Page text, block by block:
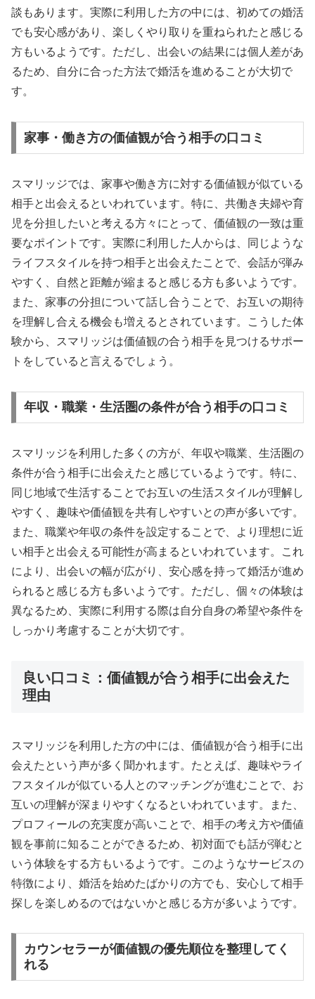
談もあります。実際に利用した方の中には、初めての婚活
でも安心感があり、楽しくやり取りを重ねられたと感じる
方もいるようです。ただし、出会いの結果には個人差があ
るため、自分に合った方法で婚活を進めることが大切で
す。
家事・働き方の価値観が合う相手の口コミ
スマリッジでは、家事や働き方に対する価値観が似ている
相手と出会えるといわれています。特に、共働き夫婦や育
児を分担したいと考える方々にとって、価値観の一致は重
要なポイントです。実際に利用した人からは、同じような
ライフスタイルを持つ相手と出会えたことで、会話が弾み
やすく、自然と距離が縮まると感じる方も多いようです。
また、家事の分担について話し合うことで、お互いの期待
を理解し合える機会も増えるとされています。こうした体
験から、スマリッジは価値観の合う相手を見つけるサポー
トをしていると言えるでしょう。
年収・職業・生活圏の条件が合う相手の口コミ
スマリッジを利用した多くの方が、年収や職業、生活圏の
条件が合う相手に出会えたと感じているようです。特に、
同じ地域で生活することでお互いの生活スタイルが理解し
やすく、趣味や価値観を共有しやすいとの声が多いです。
また、職業や年収の条件を設定することで、より理想に近
い相手と出会える可能性が高まるといわれています。これ
により、出会いの幅が広がり、安心感を持って婚活が進め
られると感じる方も多いようです。ただし、個々の体験は
異なるため、実際に利用する際は自分自身の希望や条件を
しっかり考慮することが大切です。
良い口コミ：価値観が合う相手に出会えた
理由
スマリッジを利用した方の中には、価値観が合う相手に出
会えたという声が多く聞かれます。たとえば、趣味やライ
フスタイルが似ている人とのマッチングが進むことで、お
互いの理解が深まりやすくなるといわれています。また、
プロフィールの充実度が高いことで、相手の考え方や価値
観を事前に知ることができるため、初対面でも話が弾むと
いう体験をする方もいるようです。このようなサービスの
特徴により、婚活を始めたばかりの方でも、安心して相手
探しを楽しめるのではないかと感じる方が多いようです。
カウンセラーが価値観の優先順位を整理してく
れる